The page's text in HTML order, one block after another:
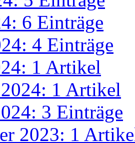
6 Einträge
4 Einträge
1 Artikel
1 Artikel
3 Einträge
2023: 1